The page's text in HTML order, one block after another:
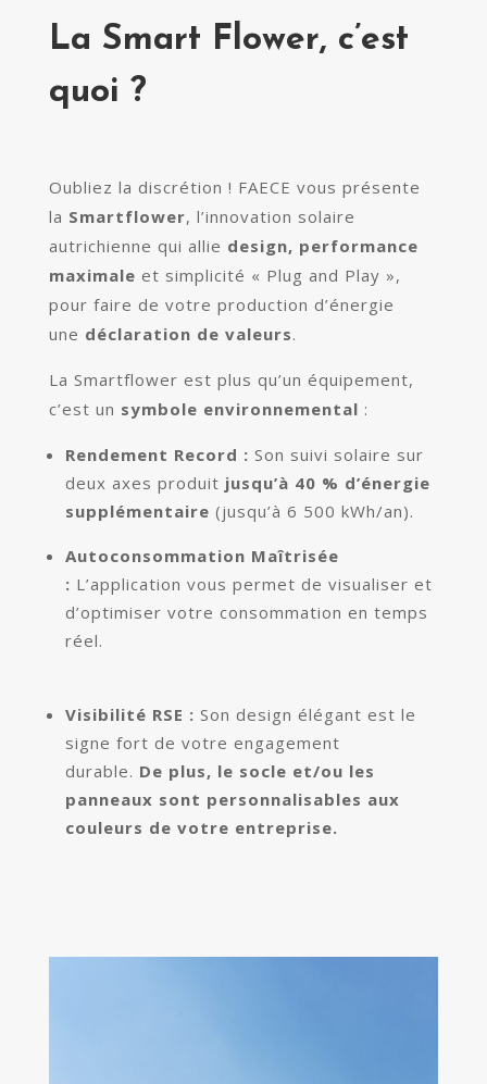
La Smart Flower, c’est
quoi ?
Oubliez la discrétion ! FAECE vous présente
la Smartflower, l’innovation solaire
autrichienne qui allie design, performance
maximale et simplicité « Plug and Play »,
pour faire de votre production d’énergie
une déclaration de valeurs.
La Smartflower est plus qu’un équipement,
c’est un symbole environnemental :
Rendement Record : Son suivi solaire sur
deux axes produit jusqu’à 40 % d’énergie
supplémentaire (jusqu’à 6 500 kWh/an).
Autoconsommation Maîtrisée
: L’application vous permet de visualiser et
d’optimiser votre consommation en temps
réel.
Visibilité RSE : Son design élégant est le
signe fort de votre engagement
durable. De plus, le socle et/ou les
panneaux sont personnalisables aux
couleurs de votre entreprise.